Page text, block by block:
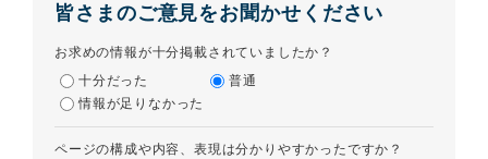
皆さまのご意見をお聞かせください
お求めの情報が十分掲載されていましたか？
十分だった
普通
情報が足りなかった
ページの構成や内容、表現は分かりやすかったですか？